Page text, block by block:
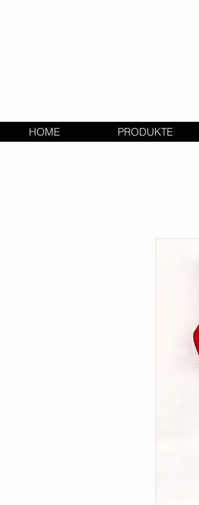
HOME PRODUKTE